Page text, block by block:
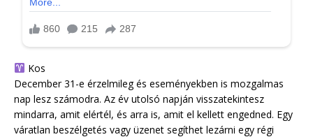
Kos
December 31-e érzelmileg és eseményekben is mozgalmas
nap lesz számodra. Az év utolsó napján visszatekintesz
mindarra, amit elértél, és arra is, amit el kellett engedned. Egy
váratlan beszélgetés vagy üzenet segíthet lezárni egy régi